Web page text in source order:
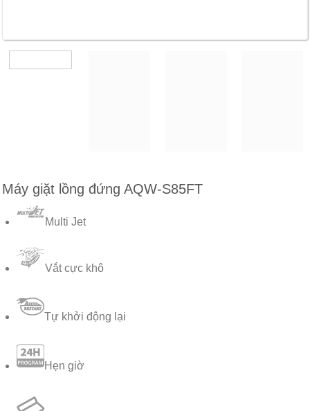
Máy giặt lồng đứng AQW-S85FT
Multi Jet
Vắt cực khô
Tự khởi động lại
Hẹn giờ